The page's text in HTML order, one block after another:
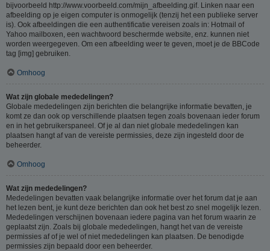
bijvoorbeeld http://www.voorbeeld.com/mijn_afbeelding.gif. Linken naar een
afbeelding op je eigen computer is onmogelijk (tenzij het een publieke server
is). Ook afbeeldingen die een authentificatie vereisen zoals in: Hotmail of
Yahoo mailboxen, een wachtwoord beschermde website, enz. kunnen niet
worden weergegeven. Om een afbeelding weer te geven, moet je de BBCode
tag [img] gebruiken.
Omhoog
Wat zijn globale mededelingen?
Globale mededelingen zijn berichten die belangrijke informatie bevatten, je
komt ze dan ook op verschillende plaatsen tegen zoals bovenaan ieder forum
en in het gebruikerspaneel. Of je al dan niet globale mededelingen kan
plaatsen hangt af van de vereiste permissies, deze zijn ingesteld door de
beheerder.
Omhoog
Wat zijn mededelingen?
Mededelingen bevatten vaak belangrijke informatie over het forum dat je aan
het lezen bent, je kunt deze berichten dan ook het best zo snel mogelijk lezen.
Mededelingen verschijnen bovenaan iedere pagina van het forum waarin ze
geplaatst zijn. Zoals bij globale mededelingen, hangt het van de vereiste
permissies af of je wel of niet mededelingen kan plaatsen. De benodigde
permissies zijn bepaald door een beheerder.